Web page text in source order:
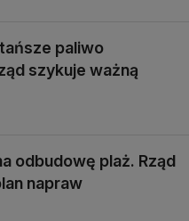
paliwo
szykuje ważną
odbudowę plaż. Rząd
napraw